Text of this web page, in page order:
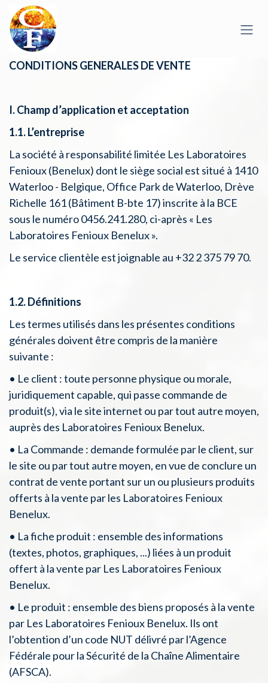
Skip to Content
CONDITIONS GENERALES DE VENTE
I. Champ d’application et acceptation
1.1. L’entreprise
La société à responsabilité limitée Les Laboratoires
Fenioux (Benelux) dont le siège social est situé à 1410
Waterloo - Belgique, Office Park de Waterloo, Drève
Richelle 161 (Bâtiment B-bte 17) inscrite à la BCE
sous le numéro 0456.241.280, ci-après « Les
Laboratoires Fenioux Benelux ».
Le service clientèle est joignable au +32 2 375 79 70.
1.2. Définitions
Les termes utilisés dans les présentes conditions
générales doivent être compris de la manière
suivante :
• Le client : toute personne physique ou morale,
juridiquement capable, qui passe commande de
produit(s), via le site internet ou par tout autre moyen,
auprès des Laboratoires Fenioux Benelux.
• La Commande : demande formulée par le client, sur
le site ou par tout autre moyen, en vue de conclure un
contrat de vente portant sur un ou plusieurs produits
offerts à la vente par les Laboratoires Fenioux
Benelux.
• La fiche produit : ensemble des informations
(textes, photos, graphiques, ...) liées à un produit
offert à la vente par Les Laboratoires Fenioux
Benelux.
• Le produit : ensemble des biens proposés à la vente
par Les Laboratoires Fenioux Benelux. Ils ont
l’obtention d’un code NUT délivré par l’Agence
Fédérale pour la Sécurité de la Chaîne Alimentaire
(AFSCA).